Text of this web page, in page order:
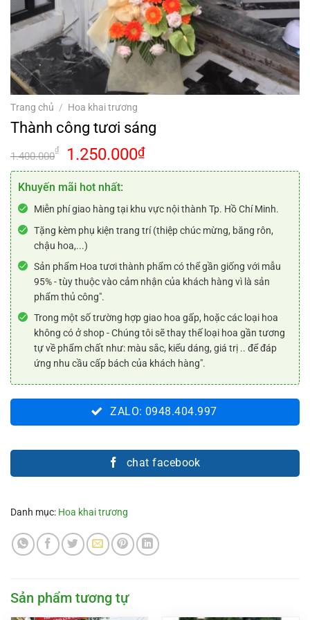
Trang chủ / Hoa khai trương
Thành công tươi sáng
1.400.000
₫
Giá
gốc
là:
1.400.000₫.
1.250.000₫Giá
hiện
là:
1.250.000₫.
Khuyến mãi hot nhất:
Miễn phí giao hàng tại khu vực nội thành Tp. Hồ Chí Minh.
Tặng kèm phụ kiện trang trí (thiệp chúc mừng, băng rôn,
chậu hoa,...)
Sản phẩm Hoa tươi thành phẩm có thể gần giống với mẫu
95% - tùy thuộc vào cảm nhận của khách hàng vì là sản
phẩm thủ công".
Trong một số trường hợp giao hoa gấp, hoặc các loại hoa
không có ở shop - Chúng tôi sẽ thay thế loại hoa gần tương
tự về phẩm chất như: màu sắc, kiểu dáng, giá trị .. để đáp
ứng nhu cầu cấp bách của khách hàng".
ZALO: 0948.404.997
chat facebook
Danh mục: Hoa khai trương
Sản phẩm tương tự